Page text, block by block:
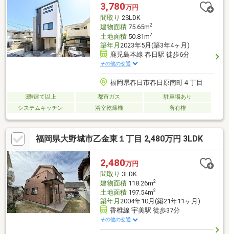
3,780万円
間取り 2SLDK
建物面積75.65m2
土地面積50.81m2
築年月 2023年5月(築3年4ヶ月)
鹿児島本線 春日駅 徒歩6分
その他の交通
福岡県春日市春日原南町４丁目
3階建て以上 都市ガス
駐車場あり
システムキッチン
浴室乾燥機 所有権
福岡県大野城市乙金東１丁目 2,480万円 3LDK
2,480万円
間取り 3LDK
建物面積118.26m2
土地面積197.54m2
築年月 2004年10月(築21年11ヶ月)
香椎線 宇美駅 徒歩37分
その他の交通